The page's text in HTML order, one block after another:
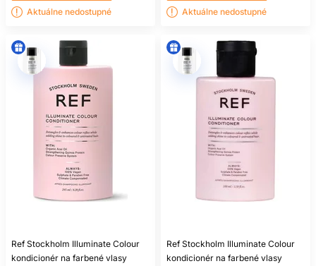
Aktuálne nedostupné Aktuálne nedostupné
Ref Stockholm Illuminate Colour
kondicionér na farbené vlasy
Ref Stockholm Illuminate Colour
kondicionér na farbené vlasy